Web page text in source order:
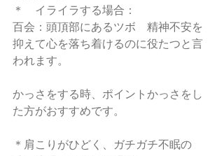
＊　イライラする場合：
百会：頭頂部にあるツボ　精神不安を
抑えて心を落ち着けるのに役たつと言
われます。
かっさをする時、ポイントかっさをし
た方がおすすめです。
＊肩こりがひどく、ガチガチ不眠の